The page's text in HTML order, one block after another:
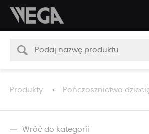
Produkty Pończosznictwo
Wróć do kategorii